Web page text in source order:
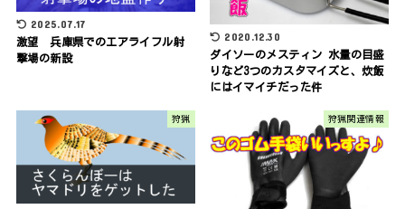
2025.07.17
激望 兵庫県でのエアライフル射
撃場の新設
2020.12.30
ダイソーのメスティン 水量の目盛
りなど3つのカスタマイズと、炊飯
にはイマイチだった件
狩猟 狩猟関連情報